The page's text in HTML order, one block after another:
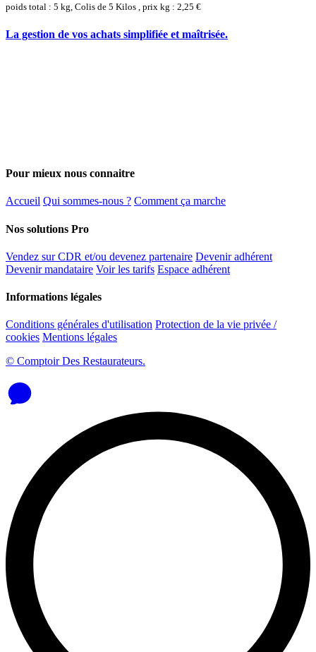
poids total : 5 kg, Colis de 5 Kilos , prix kg : 2,25 €
La gestion de vos achats simplifiée et maîtrisée.
Pour mieux nous connaitre
Accueil Qui sommes-nous ? Comment ça marche
Nos solutions Pro
Vendez sur CDR et/ou devenez partenaire Devenir adhérent
Devenir mandataire Voir les tarifs Espace adhérent
Informations légales
Conditions générales d'utilisation Protection de la vie privée /
cookies Mentions légales
© Comptoir Des Restaurateurs.